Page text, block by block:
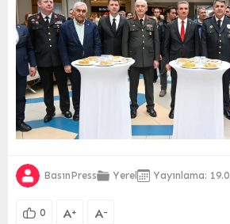
BasınPress Yerel Yayınlama:
0 A+ A-